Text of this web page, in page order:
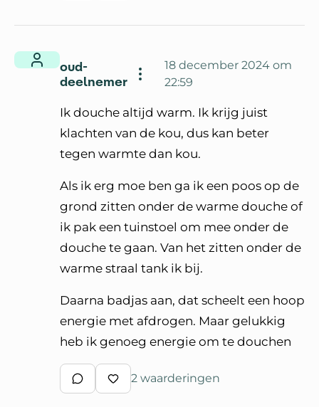
oud-
deelnemer
18 december 2024 om
22:59
Ik douche altijd warm. Ik krijg juist
klachten van de kou, dus kan beter
tegen warmte dan kou.
Als ik erg moe ben ga ik een poos op de
grond zitten onder de warme douche of
ik pak een tuinstoel om mee onder de
douche te gaan. Van het zitten onder de
warme straal tank ik bij.
Daarna badjas aan, dat scheelt een hoop
energie met afdrogen. Maar gelukkig
heb ik genoeg energie om te douchen
Schrijf een reactie
Waardeer reactie
2 waarderingen